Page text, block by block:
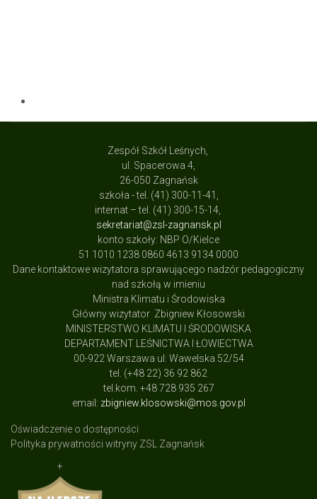
Zespół Szkół Leśnych,
ul. Spacerowa 4,
26-050 Zagnańsk
szkoła - tel. (41) 300-11-41,
internat – tel. (41) 300-15-14,
sekretariat@zsl-zagnansk.pl
konto szkoły: NBP O/Kielce
51 1010 1238 0860 4613 9134 0000
Dane kontaktowe wizytatora sprawującego nadzór pedagogiczny
nad szkołą w imieniu
Ministra Klimatu i Środowiska
Główny wizytator Zbigniew Kłosowski
MINISTERSTWO KLIMATU I ŚRODOWISKA
DEPARTAMENT LEŚNICTWA I ŁOWIECTWA
00-922 Warszawa ul: Wawelska 52/54
tel. (+48 22) 36 92 862
tel.kom. +48 728 935 267
email: zbigniew.klosowski@mos.gov.pl
Oświadczenie o dostępności
Polityka prywatności witryny ZSL Zagnańsk
+